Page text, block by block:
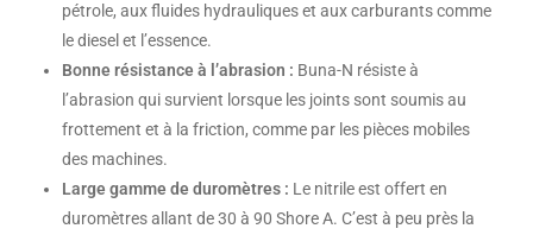
pétrole, aux fluides hydrauliques et aux carburants comme
le diesel et l’essence.
Bonne résistance à l’abrasion : Buna-N résiste à
l’abrasion qui survient lorsque les joints sont soumis au
frottement et à la friction, comme par les pièces mobiles
des machines.
Large gamme de duromètres : Le nitrile est offert en
duromètres allant de 30 à 90 Shore A. C’est à peu près la